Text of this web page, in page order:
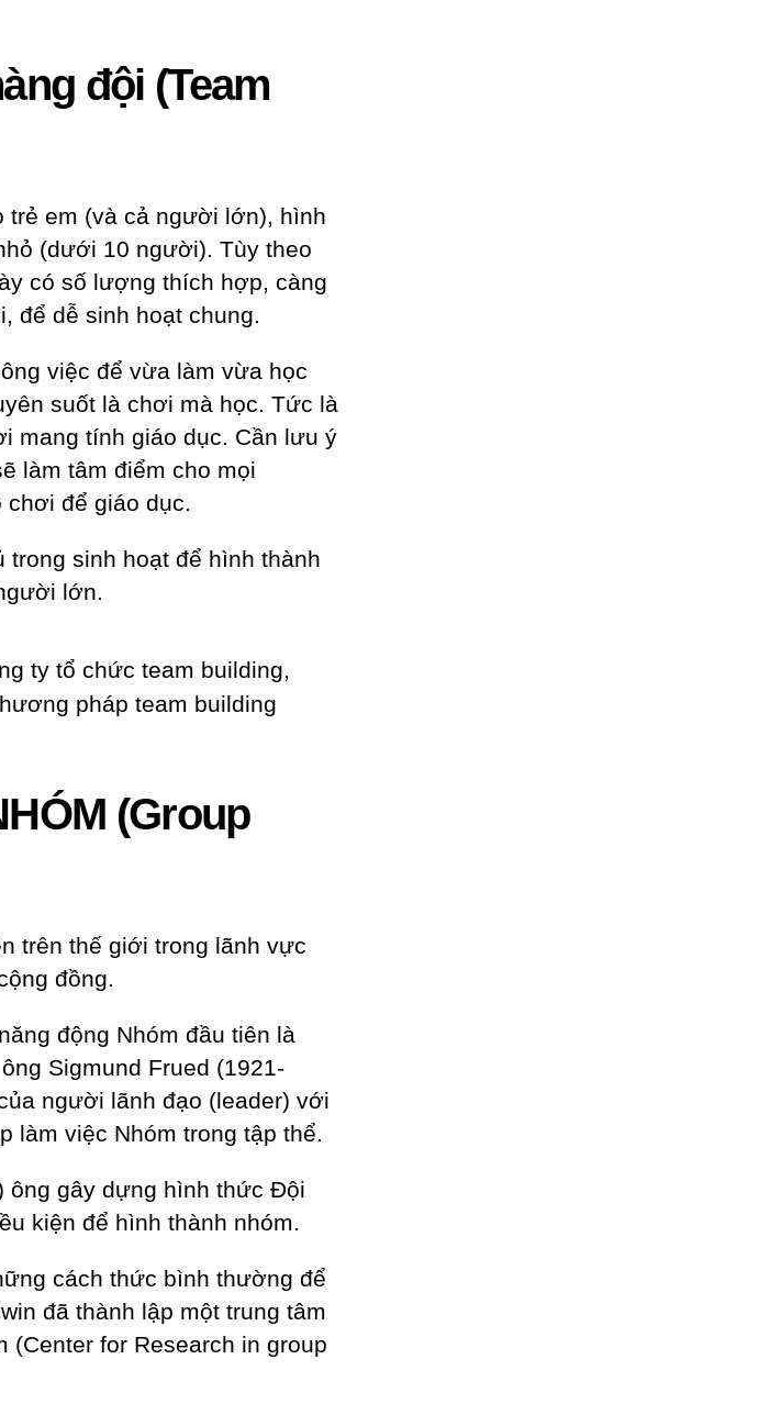
đội (Team
trẻ em (và cả người lớn), hình
(dưới 10 người). Tùy theo
có số lượng thích hợp, càng
để dễ sinh hoạt chung.
việc để vừa làm vừa học
suốt là chơi mà học. Tức là
mang tính giáo dục. Cần lưu ý
làm tâm điểm cho mọi
để giáo dục.
sinh hoạt để hình thành
lớn.
(Group
trên thế giới trong lãnh vực
đồng.
động Nhóm đầu tiên là
Sigmund Frued (1921-
người lãnh đạo (leader) với
làm việc Nhóm trong tập thể.
ông gây dựng hình thức Đội
kiện để hình thành nhóm.
cách thức bình thường để
đã thành lập một trung tâm
(Center for Research in group